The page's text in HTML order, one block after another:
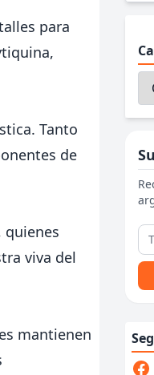
para
Tanto
de
quienes
viva del
mantienen